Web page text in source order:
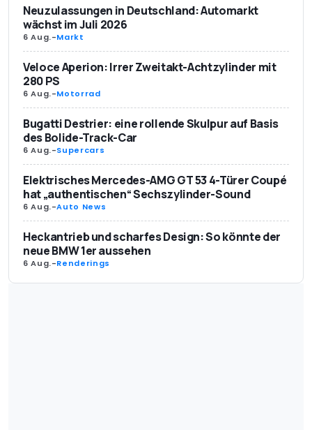
Neuzulassungen in Deutschland: Automarkt
wächst im Juli 2026
6 Aug.-Markt
Veloce Aperion: Irrer Zweitakt-Achtzylinder mit
280 PS
6 Aug.-Motorrad
Bugatti Destrier: eine rollende Skulpur auf Basis
des Bolide-Track-Car
6 Aug.-Supercars
Elektrisches Mercedes-AMG GT 53 4-Türer Coupé
hat „authentischen“ Sechszylinder-Sound
6 Aug.-Auto News
Heckantrieb und scharfes Design: So könnte der
neue BMW 1er aussehen
6 Aug.-Renderings